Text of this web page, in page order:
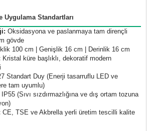
Uygulama Standartları
Oksidasyona ve paslanmaya tam dirençli
gövde
100 cm | Genişlik 16 cm | Derinlik 16 cm
Kristal küre başlıklı, dekoratif modern
Standart Duy (Enerji tasarruflu LED ve
tam uyumlu)
IP55 (Sıvı sızdırmazlığına ve dış ortam tozuna
CE, TSE ve Akbrella yerli üretim tescilli kalite